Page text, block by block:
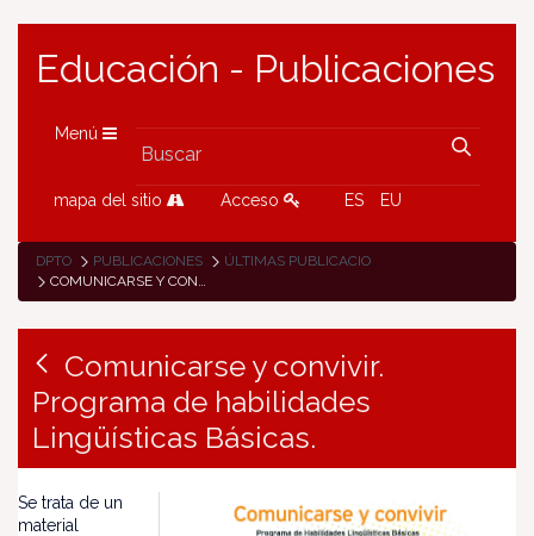
Educación - Publicaciones
Menú
mapa del sitio Acceso ES EU
DPTO PUBLICACIONES
ÚLTIMAS PUBLICACIONES
COMUNICARSE Y CONVIVIR. PROGRAMA DE HABILIDADES LINGÜÍSTICAS BÁSICAS.
Comunicarse y convivir.
Programa de habilidades
Lingüísticas Básicas.
Se trata de un
material